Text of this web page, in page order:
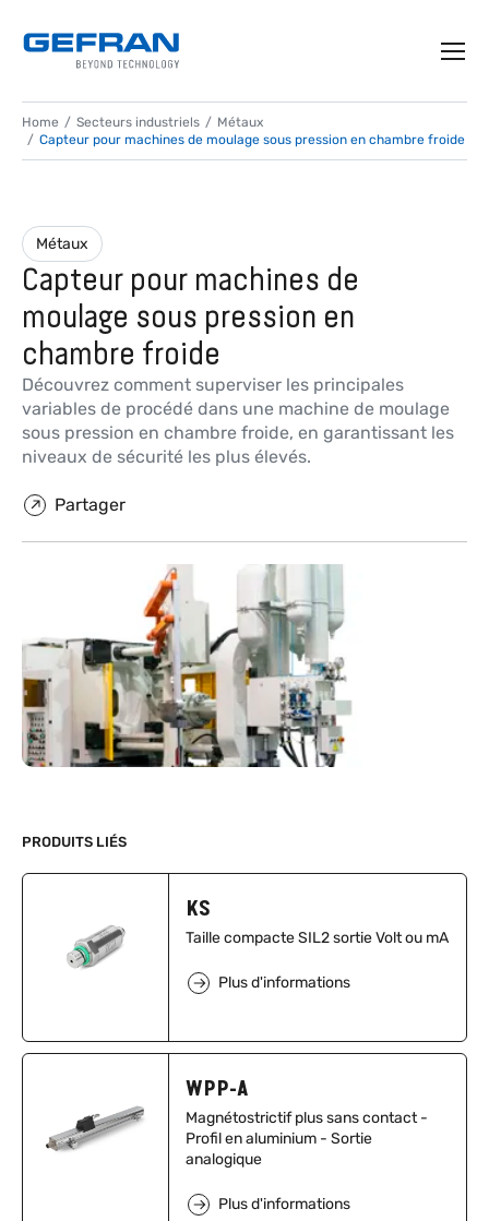
Home Secteurs industriels
Métaux
Capteur pour machines de moulage sous pression en chambre froide
Métaux
Capteur pour machines de
moulage sous pression en
chambre froide
Découvrez comment superviser les principales
variables de procédé dans une machine de moulage
sous pression en chambre froide, en garantissant les
niveaux de sécurité les plus élevés.
Partager
PRODUITS LIÉS
KS
Taille compacte SIL2 sortie Volt ou mA
Plus d'informations
WPP-A
Magnétostrictif plus sans contact -
Profil en aluminium - Sortie
analogique
Plus d'informations